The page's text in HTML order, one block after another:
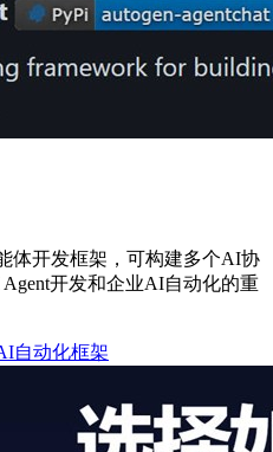
体开发框架，可构建多个AI协
开发和企业AI自动化的重
自动化框架